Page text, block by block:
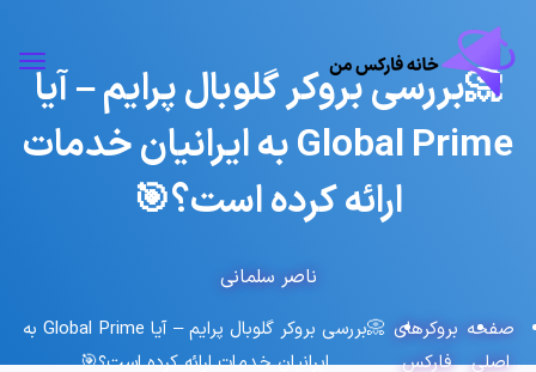
📀بررسی بروکر گلوبال پرایم – آیا
Global Prime به ایرانیان خدمات
ارائه کرده است؟🎯
ناصر سلمانی
صفحه
اصلی
بروکرهای
فارکس
📀بررسی بروکر گلوبال پرایم – آیا Global Prime به
ایرانیان خدمات ارائه کرده است؟🎯